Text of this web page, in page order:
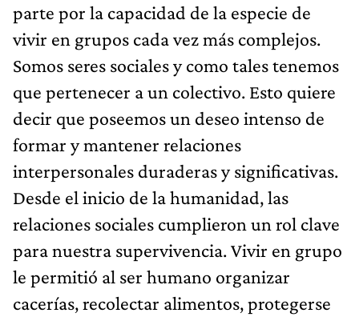
parte por la capacidad de la especie de
vivir en grupos cada vez más complejos.
Somos seres sociales y como tales tenemos
que pertenecer a un colectivo. Esto quiere
decir que poseemos un deseo intenso de
formar y mantener relaciones
interpersonales duraderas y significativas.
Desde el inicio de la humanidad, las
relaciones sociales cumplieron un rol clave
para nuestra supervivencia. Vivir en grupo
le permitió al ser humano organizar
cacerías, recolectar alimentos, protegerse